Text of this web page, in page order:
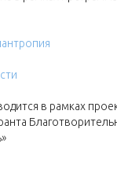
в рамках